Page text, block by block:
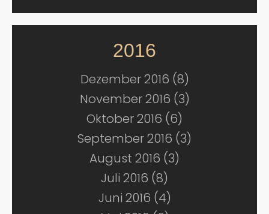
2016
Dezember 2016 (8)
November 2016 (3)
Oktober 2016 (6)
September 2016 (3)
August 2016 (3)
Juli 2016 (8)
Juni 2016 (4)